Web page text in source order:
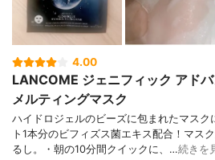
4.00
LANCOME ジェニフィック アド
メルティングマスク
ハイドロジェルのビーズに包まれたマスク
ト1本分のビフィズス菌エキス配合！マス
るし。・朝の10分間クイックに、…続きを